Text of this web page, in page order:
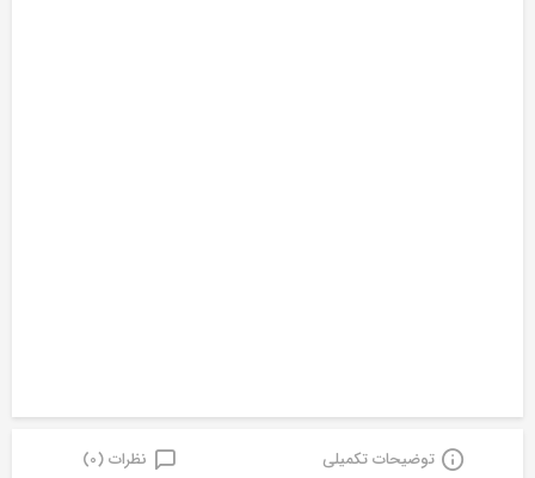
توضیحات تکمیلی نظرات (0)